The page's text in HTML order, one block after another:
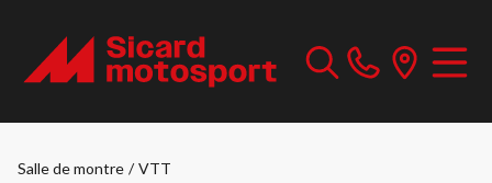
Salle de montre / VTT